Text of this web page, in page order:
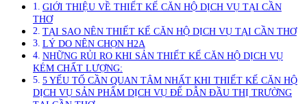
GIỚI THIỆU VỀ THIẾT KẾ CĂN HỘ DỊCH VỤ TẠI CẦN
THƠ
TẠI SAO NÊN THIẾT KẾ CĂN HỘ DỊCH VỤ TẠI CẦN THƠ
LÝ DO NÊN CHỌN H2A
NHỮNG RỦI RO KHI SẢN THIẾT KẾ CĂN HỘ DỊCH VỤ
KÉM CHẤT LƯỢNG:
5 YẾU TỐ CẦN QUAN TÂM NHẤT KHI THIẾT KẾ CĂN HỘ
DỊCH VỤ SẢN PHẨM DỊCH VỤ ĐỂ DẪN ĐẦU THỊ TRƯỜNG